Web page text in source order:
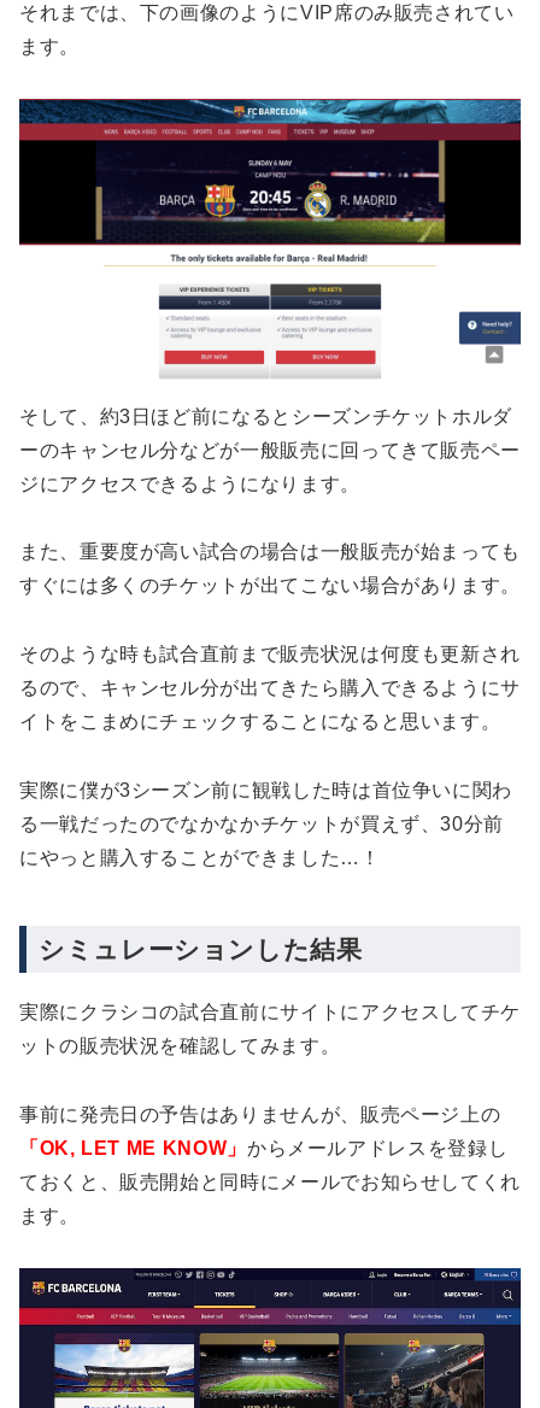
それまでは、下の画像のようにVIP席のみ販売されてい
ます。
そして、約3日ほど前になるとシーズンチケットホルダ
ーのキャンセル分などが一般販売に回ってきて販売ペー
ジにアクセスできるようになります。
また、重要度が高い試合の場合は一般販売が始まっても
すぐには多くのチケットが出てこない場合があります。
そのような時も試合直前まで販売状況は何度も更新され
るので、キャンセル分が出てきたら購入できるようにサ
イトをこまめにチェックすることになると思います。
実際に僕が3シーズン前に観戦した時は首位争いに関わ
る一戦だったのでなかなかチケットが買えず、30分前
にやっと購入することができました…！
シミュレーションした結果
実際にクラシコの試合直前にサイトにアクセスしてチケ
ットの販売状況を確認してみます。
事前に発売日の予告はありませんが、販売ページ上の
「OK, LET ME KNOW」 からメールアドレスを登録し
ておくと、販売開始と同時にメールでお知らせしてくれ
ます。